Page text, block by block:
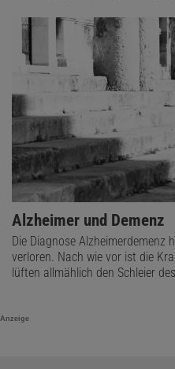
Alzheimer und Demenz
Die Diagnose Alzheimerdemenz
verloren. Nach wie vor ist die
lüften allmählich den Schleier
Anzeige